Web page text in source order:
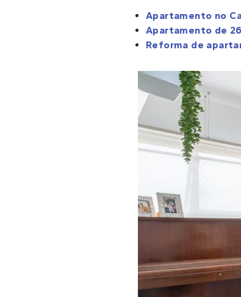
Apartamento no
Apartamento de
Reforma de